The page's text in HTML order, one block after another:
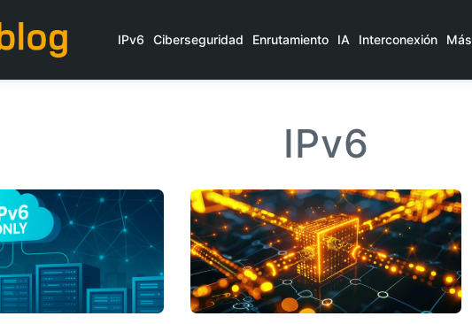
IPv6 Ciberseguridad Enrutamiento IA Interconexión Más
IPv6